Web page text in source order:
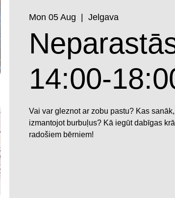
Mon 05 Aug Jelgava
14:00-
Vai var gleznot ar zobu pastu? Kas
izmantojot burbuļus? Kā iegūt dabīgas
radošiem bērniem!